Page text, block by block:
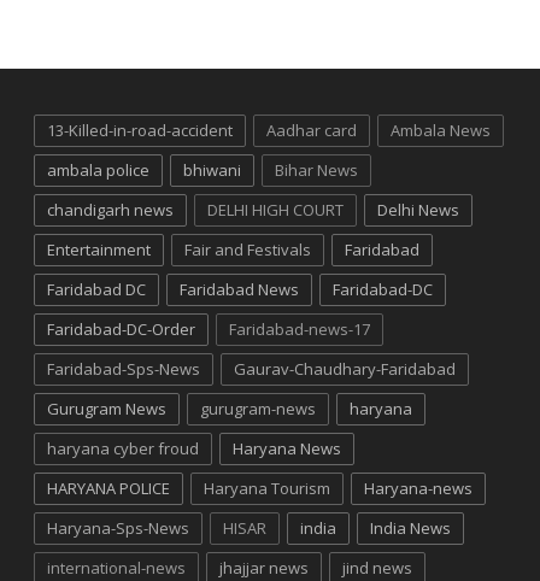
13-Killed-in-road-accident Aadhar card
Ambala News
ambala police
bhiwani
Bihar News
chandigarh news
DELHI HIGH COURT
Delhi News
Entertainment
Fair and Festivals
Faridabad
Faridabad DC
Faridabad News
Faridabad-DC
Faridabad-DC-Order
Faridabad-news-17
Faridabad-Sps-News
Gaurav-Chaudhary-Faridabad
Gurugram News
gurugram-news
haryana
haryana cyber froud
Haryana News
HARYANA POLICE
Haryana Tourism
Haryana-news
Haryana-Sps-News
HISAR india
India News
international-news
jhajjar news
jind news